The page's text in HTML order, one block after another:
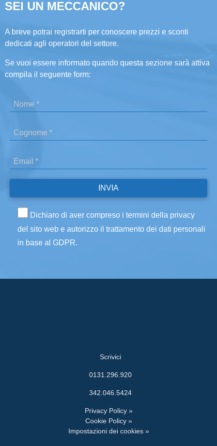
SEI UN MECCANICO?
A breve potrai registrarti per conoscere prezzi e sconti
dedicati agli operatori del settore.
Se vuoi essere informato quando questa sezione sarà attiva
compila il seguente form:
Dichiaro di aver compreso i termini della privacy
del sito web e autorizzo il trattamento dei dati personali
in base al GDPR.
Scrivici
0131.296.920
342.046.5424
Privacy Policy »
Cookie Policy »
Impostazioni dei cookies »